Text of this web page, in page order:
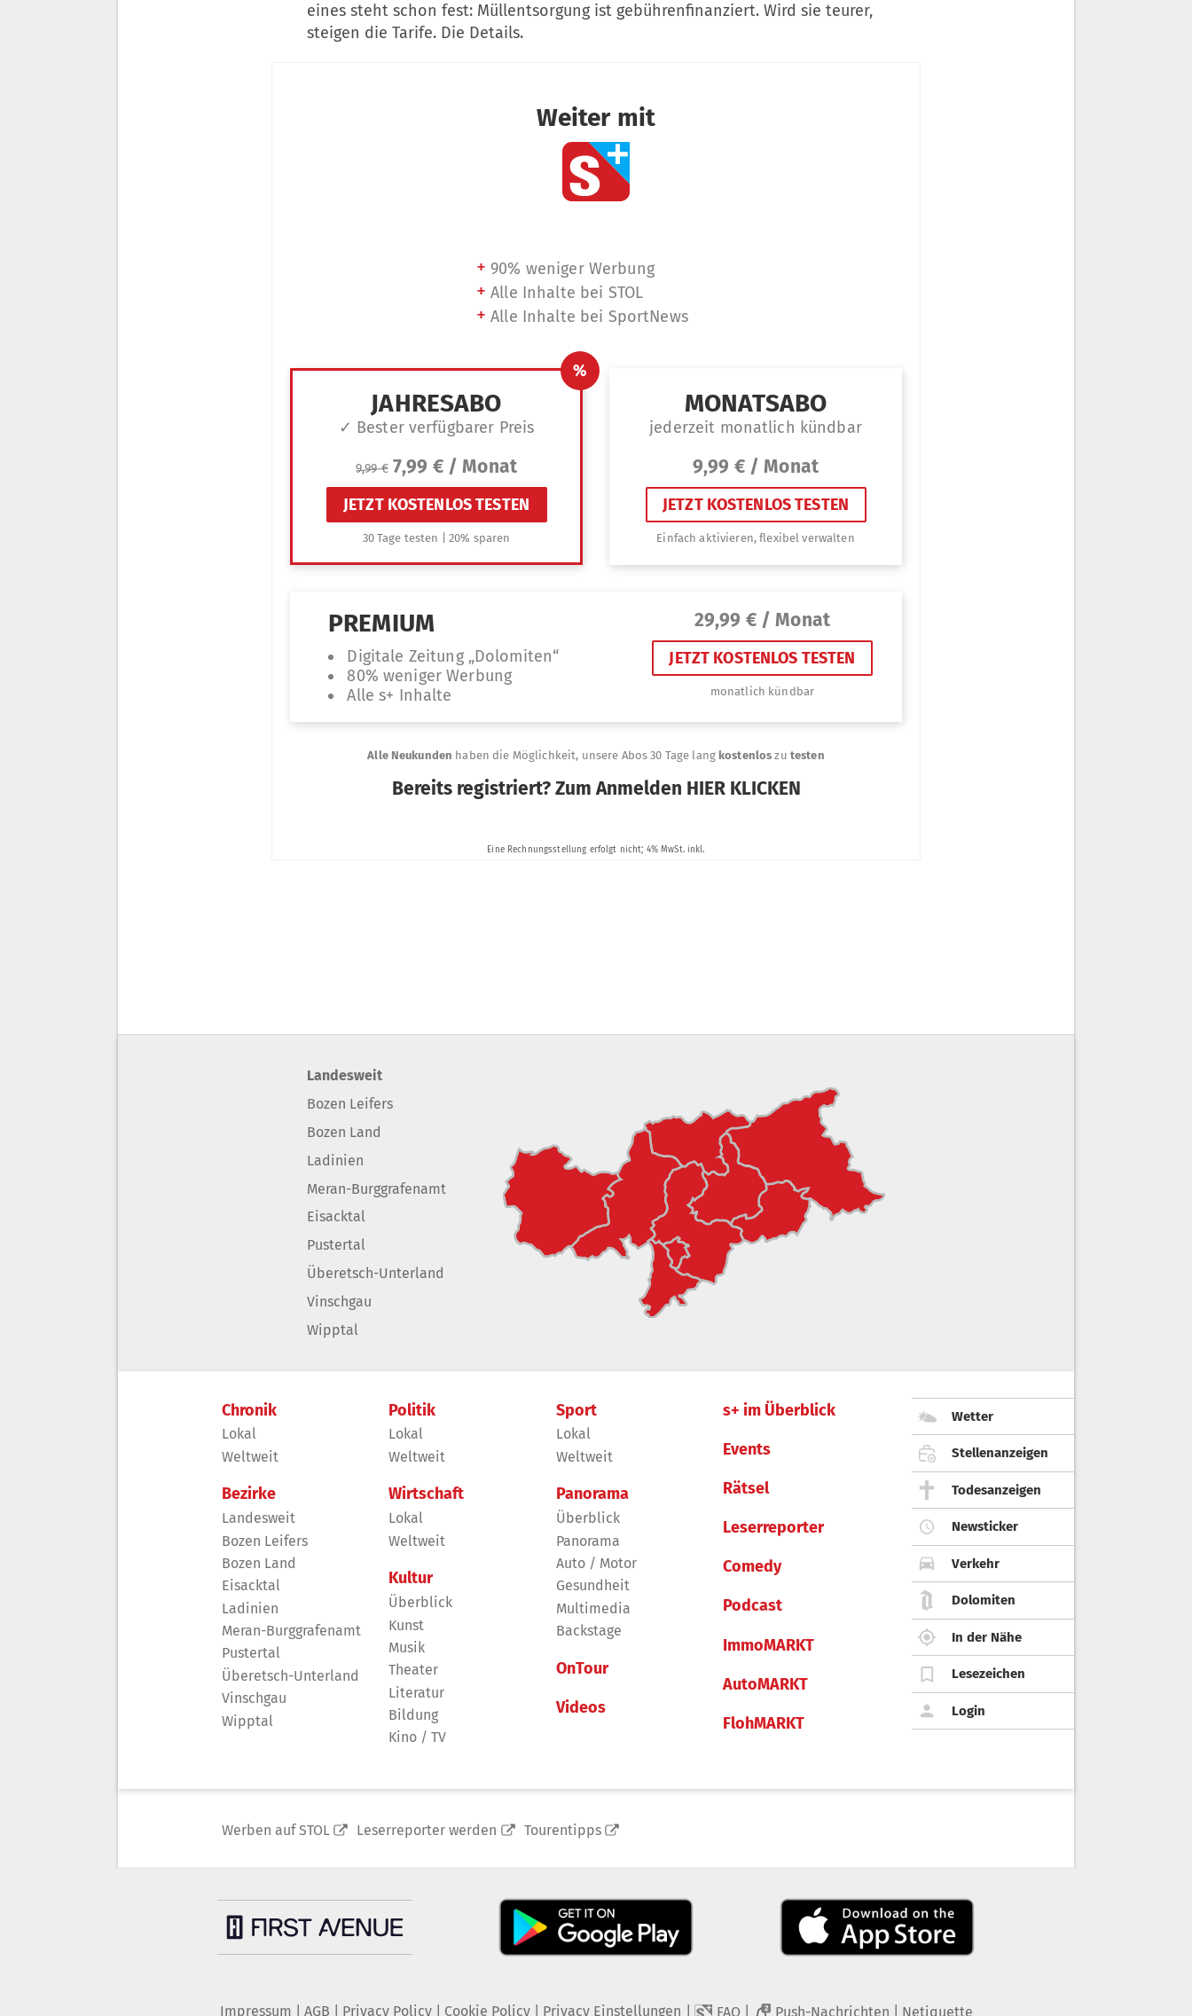
eines steht schon fest: Müllentsorgung ist gebührenfinanziert. Wird sie teurer,
steigen die Tarife. Die Details.
Landesweit
Bozen Leifers
Bozen Land
Ladinien
Meran-Burggrafenamt
Eisacktal
Pustertal
Überetsch-Unterland
Vinschgau
Wipptal
Chronik
Lokal
Weltweit
Bezirke
Landesweit
Bozen Leifers
Bozen Land
Eisacktal
Ladinien
Meran-Burggrafenamt
Pustertal
Überetsch-Unterland
Vinschgau
Wipptal
Politik
Lokal
Weltweit
Wirtschaft
Lokal
Weltweit
Kultur
Überblick
Kunst
Musik
Theater
Literatur
Bildung
Kino / TV
Sport
Lokal
Weltweit
Panorama
Überblick
Panorama
Auto / Motor
Gesundheit
Multimedia
Backstage
OnTour
Videos
s+ im Überblick
Events
Rätsel
Leserreporter
Comedy
Podcast
ImmoMARKT
AutoMARKT
FlohMARKT
Wetter
Stellenanzeigen
Todesanzeigen
Newsticker
Verkehr
Dolomiten
In der Nähe
Lesezeichen
Login
Werben auf STOL Leserreporter werden Tourentipps
Impressum AGB Privacy Policy| Cookie Policy| Privacy Einstellungen FAQ 2 Push-Nachrichten Netiquette